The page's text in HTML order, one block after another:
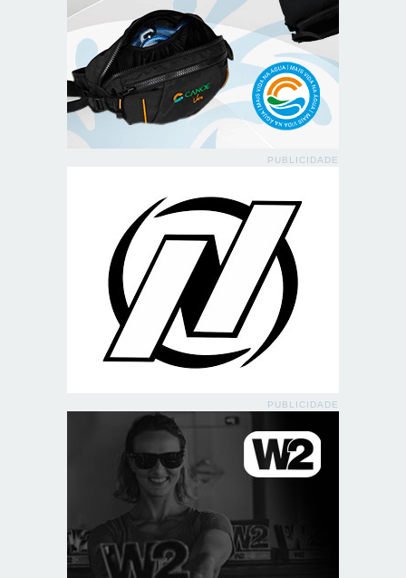
PUBLICIDADE
PUBLICIDADE